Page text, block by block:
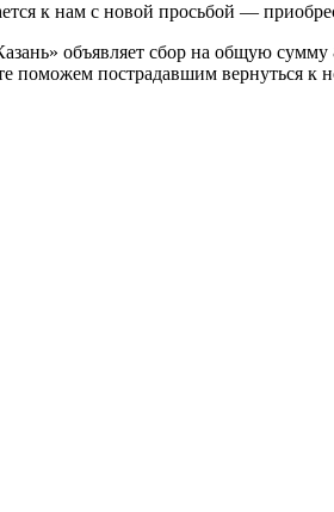
к нам с новой просьбой —
объявляет сбор на общую сумму
поможем пострадавшим вернуться к